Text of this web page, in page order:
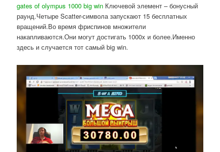
gates of olympus 1000 big win Ключевой элемент – бонусный
раунд.Четыре Scatter-символа запускают 15 бесплатных
вращений.Во время фриспинов множители
накапливаются.Они могут достигать 1000x и более.Именно
здесь и случается тот самый big win.